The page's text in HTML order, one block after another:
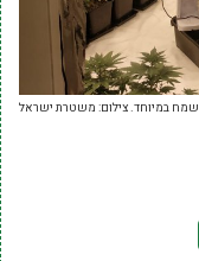
במיוחד. צילום: משטרת ישראל